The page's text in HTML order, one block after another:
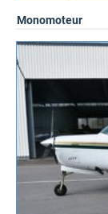
Monomoteur